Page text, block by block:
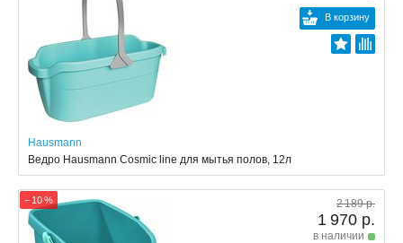
В корзину
Hausmann
Ведро Hausmann Cosmic line для мытья полов, 12л
− 10 % 2 189 р.
1 970 р.
в наличии